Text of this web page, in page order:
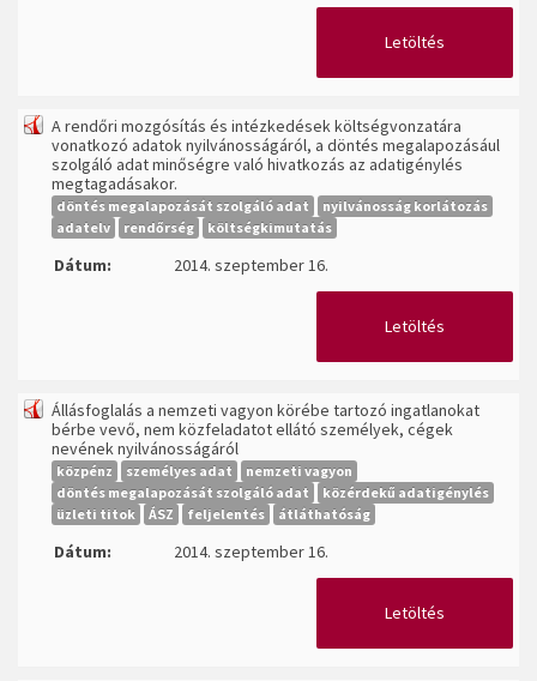
Letöltés
A rendőri mozgósítás és intézkedések költségvonzatára
vonatkozó adatok nyilvánosságáról, a döntés megalapozásául
szolgáló adat minőségre való hivatkozás az adatigénylés
megtagadásakor.
döntés megalapozását szolgáló adat
nyilvánosság korlátozás
adatelv
rendőrség költségkimutatás
Dátum: 2014. szeptember 16.
Letöltés
Állásfoglalás a nemzeti vagyon körébe tartozó ingatlanokat
bérbe vevő, nem közfeladatot ellátó személyek, cégek
nevének nyilvánosságáról
közpénz személyes adat
nemzeti vagyon
döntés megalapozását szolgáló adat
közérdekű adatigénylés
üzleti titok
ÁSZ feljelentés átláthatóság
Dátum: 2014. szeptember 16.
Letöltés